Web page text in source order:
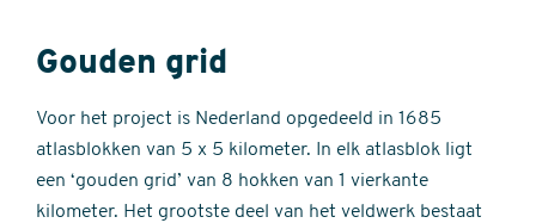
Gouden grid
Voor het project is Nederland opgedeeld in 1685
atlasblokken van 5 x 5 kilometer. In elk atlasblok ligt
een ‘gouden grid’ van 8 hokken van 1 vierkante
kilometer. Het grootste deel van het veldwerk bestaat